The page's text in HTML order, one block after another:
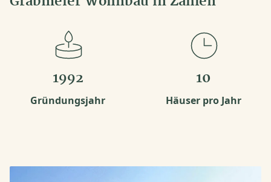
1992
Gründungsjahr
10
Häuser pro Jahr